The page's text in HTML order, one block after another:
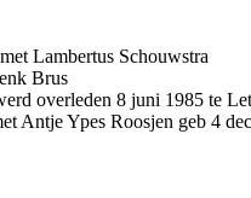
Lambertus Schouwstra
Brus
overleden 8 juni 1985 te
Antje Ypes Roosjen geb 4